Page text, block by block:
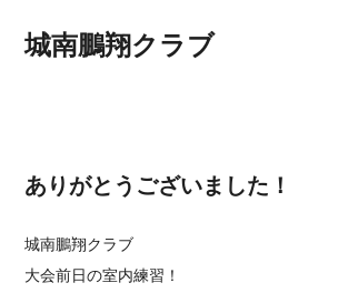
城南鵬翔クラブ
ありがとうございました！
城南鵬翔クラブ
大会前日の室内練習！